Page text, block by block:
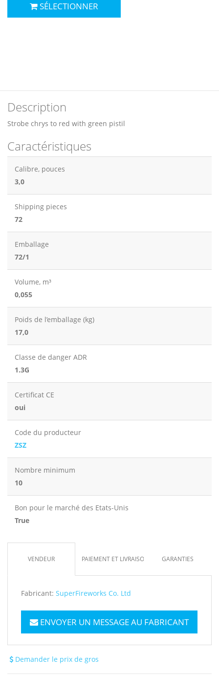
SÉLECTIONNER
Description
Strobe chrys to red with green pistil
Caractéristiques
Calibre, pouces
3,0
Shipping pieces
72
Emballage
72/1
Volume, m³
0,055
Poids de l’emballage (kg)
17,0
Classe de danger ADR
1.3G
Certificat CE
oui
Code du producteur
ZSZ
Nombre minimum
10
Bon pour le marché des Etats-Unis
True
VENDEUR PAIEMENT ET LIVRAISON GARANTIES
Fabricant: SuperFireworks Co. Ltd
ENVOYER UN MESSAGE AU FABRICANT
Demander le prix de gros